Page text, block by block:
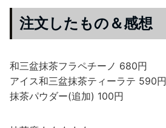
注文したもの＆感想
和三盆抹茶フラペチーノ 680円
アイス和三盆抹茶ティーラテ 590円
抹茶パウダー(追加) 100円